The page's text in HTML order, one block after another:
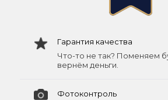
Гарантия качества
Что-то не так? Поменяем
вернём деньги.
Фотоконтроль